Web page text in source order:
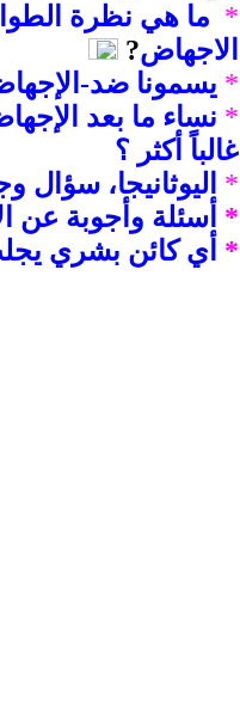
* ما هي نظرة
الاجهاض?
* يسمونا ضد-
* نساء ما بعد
غالباً أكثر ؟
* ليوثانيجا، سؤال
* أسئلة وأجوبة عن
* أي كائن بشري